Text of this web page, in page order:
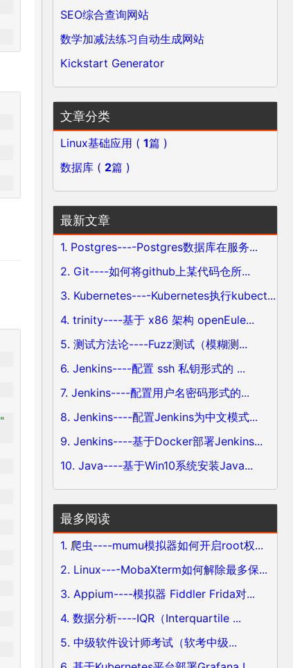
"
SEO综合查询网站
数学加减法练习自动生成网站
Kickstart Generator
文章分类
Linux基础应用 ( 1篇 )
数据库 ( 2篇 )
最新文章
1. Postgres----Postgres数据库在服务...
2. Git----如何将github上某代码仓所...
3. Kubernetes----Kubernetes执行kubect...
4. trinity----基于 x86 架构 openEule...
5. 测试方法论----Fuzz测试（模糊测...
6. Jenkins----配置 ssh 私钥形式的 ...
7. Jenkins----配置用户名密码形式的...
8. Jenkins----配置Jenkins为中文模式...
9. Jenkins----基于Docker部署Jenkins...
10. Java----基于Win10系统安装Java...
最多阅读
1. 爬虫----mumu模拟器如何开启root权...
2. Linux----MobaXterm如何解除最多保...
3. Appium----模拟器 Fiddler Frida对...
4. 数据分析----IQR（Interquartile ...
5. 中级软件设计师考试（软考中级...